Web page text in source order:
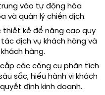
vào tự động hóa
và quản lý chiến dịch.
thiết kế để nâng cao quy
dịch vụ khách hàng và
hàng.
các công cụ phân tích
sắc, hiểu hành vi khách
định kinh doanh.